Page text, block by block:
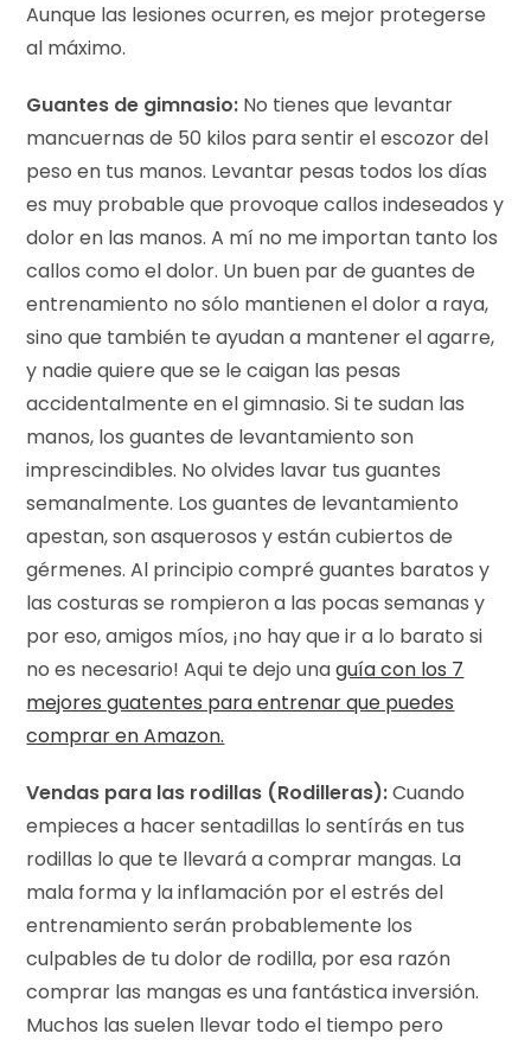
Aunque las lesiones ocurren, es mejor protegerse
al máximo.
Guantes de gimnasio: No tienes que levantar
mancuernas de 50 kilos para sentir el escozor del
peso en tus manos. Levantar pesas todos los días
es muy probable que provoque callos indeseados y
dolor en las manos. A mí no me importan tanto los
callos como el dolor. Un buen par de guantes de
entrenamiento no sólo mantienen el dolor a raya,
sino que también te ayudan a mantener el agarre,
y nadie quiere que se le caigan las pesas
accidentalmente en el gimnasio. Si te sudan las
manos, los guantes de levantamiento son
imprescindibles. No olvides lavar tus guantes
semanalmente. Los guantes de levantamiento
apestan, son asquerosos y están cubiertos de
gérmenes. Al principio compré guantes baratos y
las costuras se rompieron a las pocas semanas y
por eso, amigos míos, ¡no hay que ir a lo barato si
no es necesario! Aqui te dejo unaguía con los 7
mejores guatentes para entrenar que puedes
comprar en Amazon.
Vendas para las rodillas (Rodilleras):Cuando
empieces a hacer sentadillas lo sentírás en tus
rodillas lo que te llevará a comprar mangas. La
mala forma y la inflamación por el estrés del
entrenamiento serán probablemente los
culpables de tu dolor de rodilla, por esa razón
comprar las mangas es una fantástica inversión.
Muchos las suelen llevar todo el tiempo pero